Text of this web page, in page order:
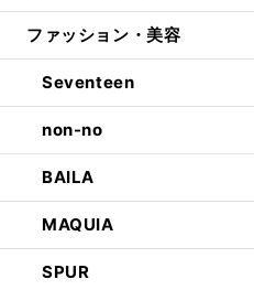
ファッション・美容
Seventeen
non-no
BAILA
MAQUIA
SPUR